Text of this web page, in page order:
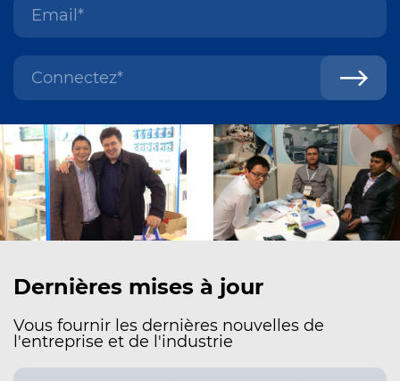
Dernières mises à jour
Vous fournir les dernières nouvelles de
l'entreprise et de l'industrie